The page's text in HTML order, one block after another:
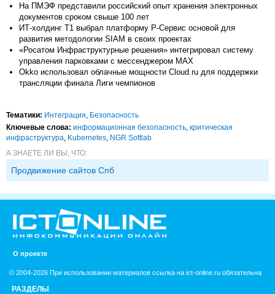
На ПМЭФ представили российский опыт хранения электронных
документов сроком свыше 100 лет
ИТ-холдинг Т1 выбрал платформу Р-Сервис основой для
развития методологии SIAM в своих проектах
«Росатом Инфраструктурные решения» интегрировал систему
управления парковками с мессенджером МАХ
Okko использовал облачные мощности Cloud.ru для поддержки
трансляции финала Лиги чемпионов
Тематики: Интеграция, Безопасность
Ключевые слова: информационная безопасность, критическая
инфраструктура, Kubernetes, NGR Softlab
А ЗНАЕТЕ ЛИ ВЫ, ЧТО:
Продвижение сайтов Спб
О проекте
© 2004-2026 При использовании материалов ссылка на ict-online.ru обязательна
РАЗДЕЛЫ